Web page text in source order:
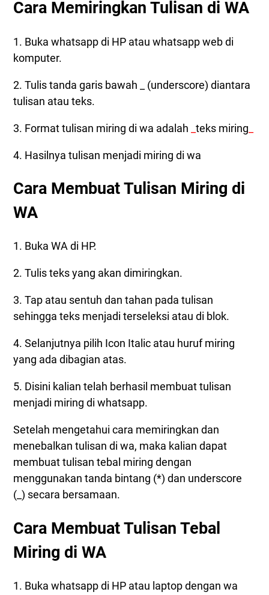
Cara Memiringkan Tulisan di WA
1. Buka whatsapp di HP atau whatsapp web di
komputer.
2. Tulis tanda garis bawah _ (underscore) diantara
tulisan atau teks.
3. Format tulisan miring di wa adalah teks miring
4. Hasilnya tulisan menjadi miring di wa
Cara Membuat Tulisan Miring di
WA
1. Buka WA di HP.
2. Tulis teks yang akan dimiringkan.
3. Tap atau sentuh dan tahan pada tulisan
sehingga teks menjadi terseleksi atau di blok.
4. Selanjutnya pilih Icon Italic atau huruf miring
yang ada dibagian atas.
5. Disini kalian telah berhasil membuat tulisan
menjadi miring di whatsapp.
Setelah mengetahui cara memiringkan dan
menebalkan tulisan di wa, maka kalian dapat
membuat tulisan tebal miring dengan
menggunakan tanda bintang (*) dan underscore
(_) secara bersamaan.
Cara Membuat Tulisan Tebal
Miring di WA
1. Buka whatsapp di HP atau laptop dengan wa